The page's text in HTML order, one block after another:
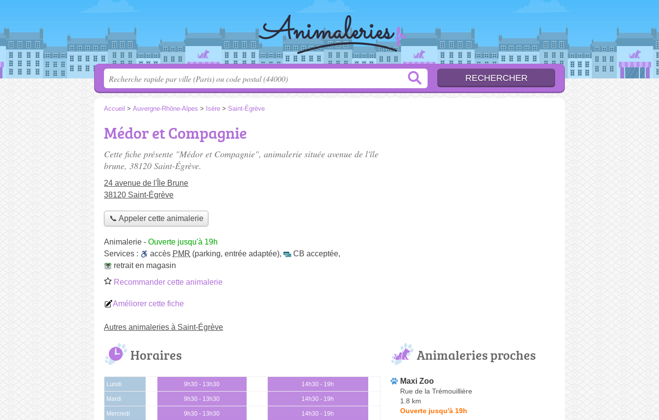
Accueil > Auvergne-Rhône-Alpes > Isère > Saint-Égrève
Médor et Compagnie
Cette fiche présente "Médor et Compagnie", animalerie située avenue de l'île
brune, 38120 Saint-Égrève.
24 avenue de l'Île Brune
38120 Saint-Égrève
📞 Appeler cette animalerie
Animalerie - Ouverte jusqu'à 19h
Services :
accès PMR (parking, entrée adaptée), CB acceptée,
retrait en magasin
Recommander cette animalerie
Améliorer cette fiche
Autres animaleries à Saint-Égrève
Horaires
Lundi 9h30 - 13h30 14h30 - 19h
Mardi 9h30 - 13h30 14h30 - 19h
Mercredi 9h30 - 13h30 14h30 - 19h
Animaleries proches
Maxi Zoo
Rue de la Trémouillière
1.8 km
Ouverte jusqu'à 19h